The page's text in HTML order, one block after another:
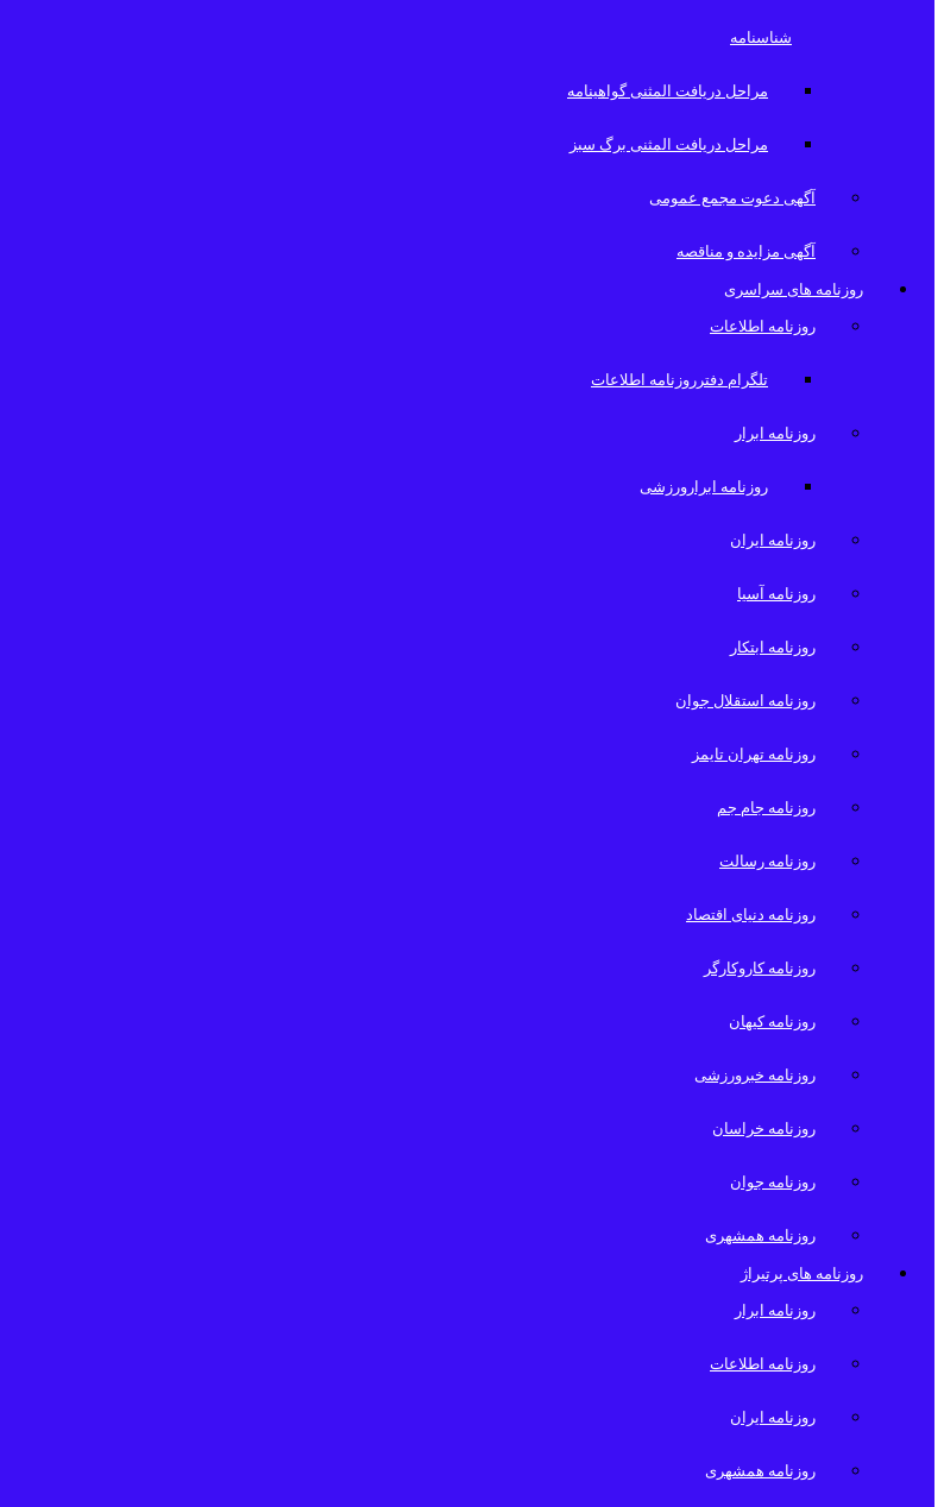
شناسنامه
مراحل دریافت المثنی گواهینامه
مراحل دریافت المثنی برگ سبز
آگهی دعوت مجمع عمومی
آگهی مزایده و مناقصه
روزنامه های سراسری
روزنامه اطلاعات
تلگرام دفترروزنامه اطلاعات
روزنامه ابرار
روزنامه ابرارورزشی
روزنامه ایران
روزنامه آسیا
روزنامه ابتکار
روزنامه استقلال جوان
روزنامه تهران تایمز
روزنامه جام جم
روزنامه رسالت
روزنامه دنیای اقتصاد
روزنامه کاروکارگر
روزنامه کیهان
روزنامه خبرورزشی
روزنامه خراسان
روزنامه جوان
روزنامه همشهری
روزنامه های پرتیراژ
روزنامه ابرار
روزنامه اطلاعات
روزنامه ایران
روزنامه همشهری